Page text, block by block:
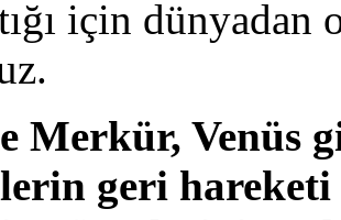
için
Merkür, Venüs
geri